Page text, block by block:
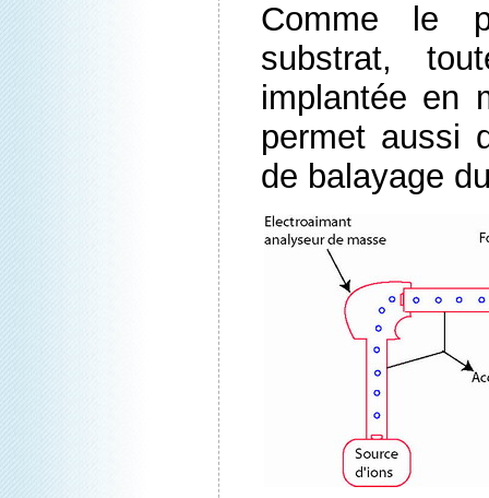
Comme le
substrat,
implantée en
permet aussi
de balayage